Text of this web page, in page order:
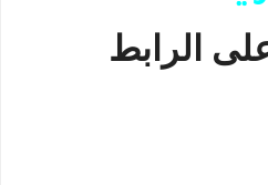
الرابط